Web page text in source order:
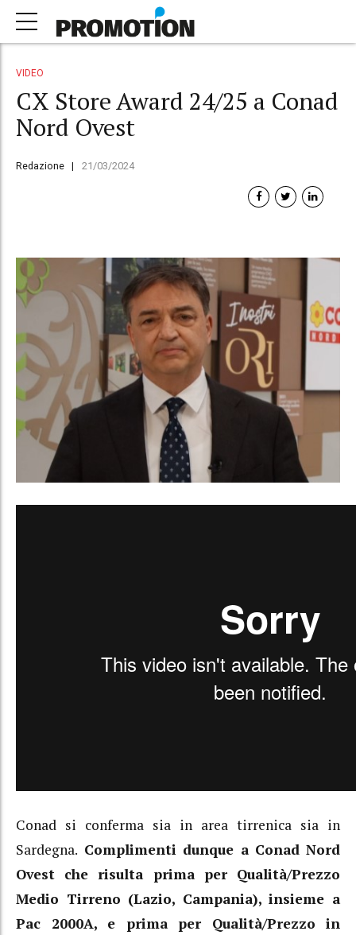
VIDEO
CX Store Award 24/25 a Conad
Nord Ovest
Redazione 21/03/2024
Conad si conferma sia in area tirrenica sia in
Sardegna. Complimenti dunque a Conad Nord
Ovest che risulta prima per Qualità/Prezzo
Medio Tirreno (Lazio, Campania), insieme a
Pac 2000A, e prima per Qualità/Prezzo in